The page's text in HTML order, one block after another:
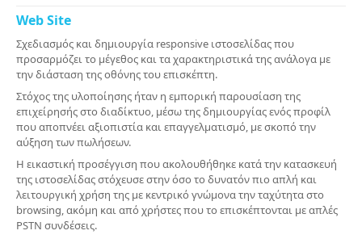
Web Site
Σχεδιασμός και δημιουργία responsive ιστοσελίδας που
προσαρμόζει το μέγεθος και τα χαρακτηριστικά της ανάλογα με
την διάσταση της οθόνης του επισκέπτη.
Στόχος της υλοποίησης ήταν η εμπορική παρουσίαση της
επιχείρησής στο διαδίκτυο, μέσω της δημιουργίας ενός προφίλ
που αποπνέει αξιοπιστία και επαγγελματισμό, με σκοπό την
αύξηση των πωλήσεων.
Η εικαστική προσέγγιση που ακολουθήθηκε κατά την κατασκευή
της ιστοσελίδας στόχευσε στην όσο το δυνατόν πιο απλή και
λειτουργική χρήση της με κεντρικό γνώμονα την ταχύτητα στο
browsing, ακόμη και από χρήστες που το επισκέπτονται με απλές
PSTN συνδέσεις.